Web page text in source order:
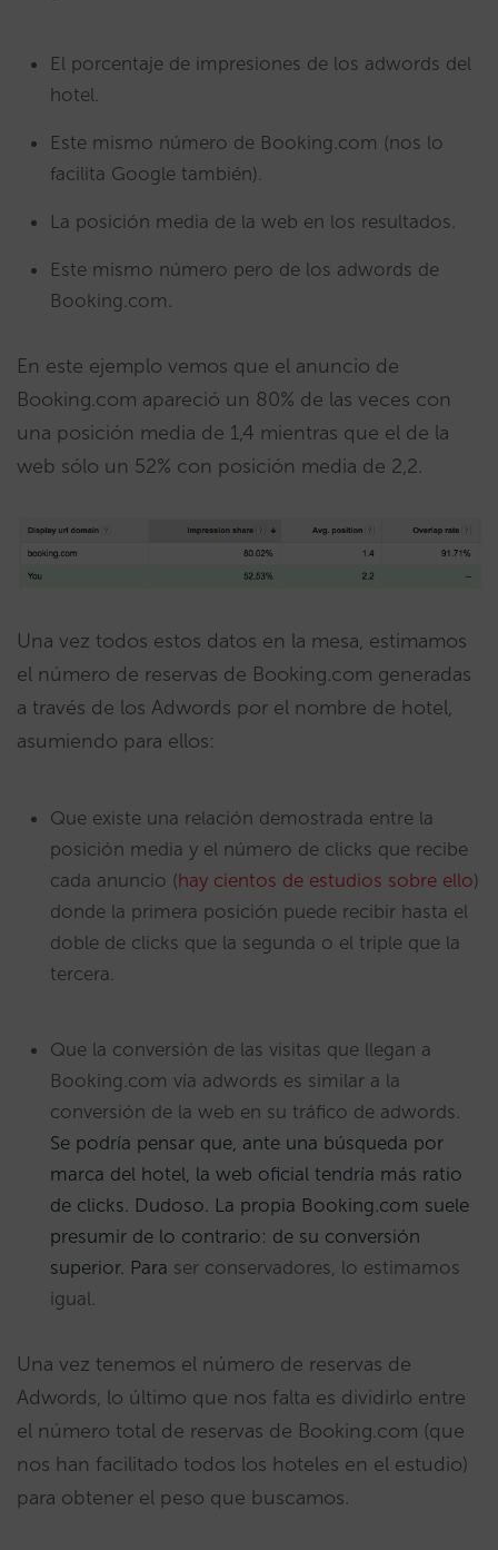
El porcentaje de impresiones de los adwords del
hotel.
Este mismo número de Booking.com (nos lo
facilita Google también).
La posición media de la web en los resultados.
Este mismo número pero de los adwords de
Booking.com.
En este ejemplo vemos que el anuncio de
Booking.com apareció un 80% de las veces con
una posición media de 1,4 mientras que el de la
web sólo un 52% con posición media de 2,2.
Una vez todos estos datos en la mesa, estimamos
el número de reservas de Booking.com generadas
a través de los Adwords por el nombre de hotel,
asumiendo para ellos:
Que existe una relación demostrada entre la
posición media y el número de clicks que recibe
cada anuncio (hay cientos de estudios sobre ello)
donde la primera posición puede recibir hasta el
doble de clicks que la segunda o el triple que la
tercera.
Que la conversión de las visitas que llegan a
Booking.com vía adwords es similar a la
conversión de la web en su tráfico de adwords.
Se podría pensar que, ante una búsqueda por
marca del hotel, la web oficial tendría más ratio
de clicks. Dudoso. La propia Booking.com suele
presumir de lo contrario: de su conversión
superior. Para ser conservadores, lo estimamos
igual.
Una vez tenemos el número de reservas de
Adwords, lo último que nos falta es dividirlo entre
el número total de reservas de Booking.com (que
nos han facilitado todos los hoteles en el estudio)
para obtener el peso que buscamos.